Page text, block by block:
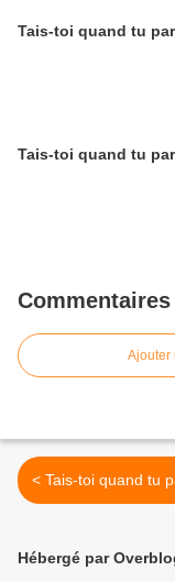
Tais-toi quand tu
Tais-toi quand tu
Commentaires
Ajouter
< Tais-toi quand tu
Hébergé par